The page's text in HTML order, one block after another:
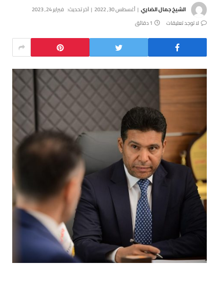
الشيخ جمال الضاري أغسطس 30, 2022 آخر تحديث: فبراير 24, 2023
لا توجد تعليقات
1 دقائق